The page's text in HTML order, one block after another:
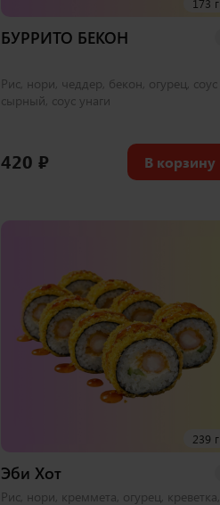
173 г
БУРРИТО БЕКОН
Рис, нори, чеддер, бекон, огурец, соус
сырный, соус унаги
420₽ В корзину
239 г
Эби Хот
Рис, нори, креммета, огурец, креветка,